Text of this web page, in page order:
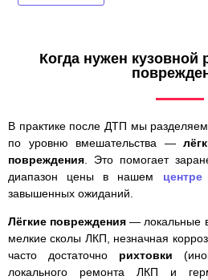
Когда нужен кузовной
В практике после ДТП мы
по уровню вмешательства —
повреждения . Это помогает
диапазон цены в нашем
завышенных ожиданий.
Лёгкие повреждения — локальные
мелкие сколы ЛКП, незначная
часто достаточно рихтовки
локального ремонта ЛКП и